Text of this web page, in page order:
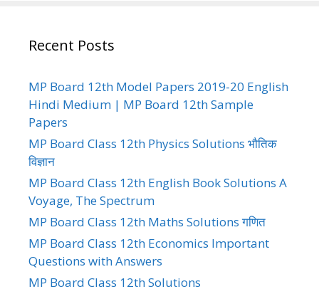
Recent Posts
MP Board 12th Model Papers 2019-20 English
Hindi Medium | MP Board 12th Sample
Papers
MP Board Class 12th Physics Solutions भौतिक
विज्ञान
MP Board Class 12th English Book Solutions A
Voyage, The Spectrum
MP Board Class 12th Maths Solutions गणित
MP Board Class 12th Economics Important
Questions with Answers
MP Board Class 12th Solutions